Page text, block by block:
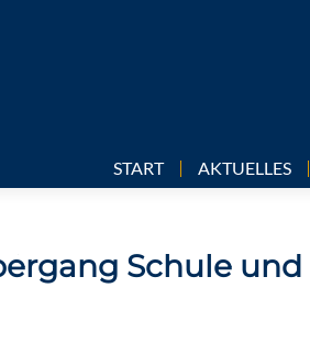
START AKTUELLES
Schule